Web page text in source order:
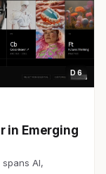
D 6
in Emerging
AI,